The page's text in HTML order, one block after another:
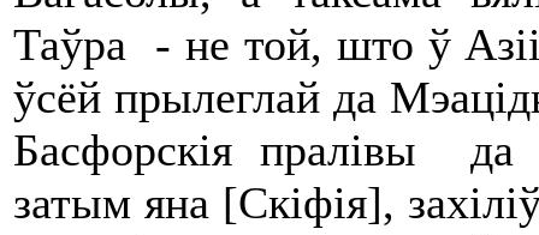
Таўра - не той, што ў
ўсёй прылеглай да
Басфорскія пралівы да
затым яна [Скіфія],